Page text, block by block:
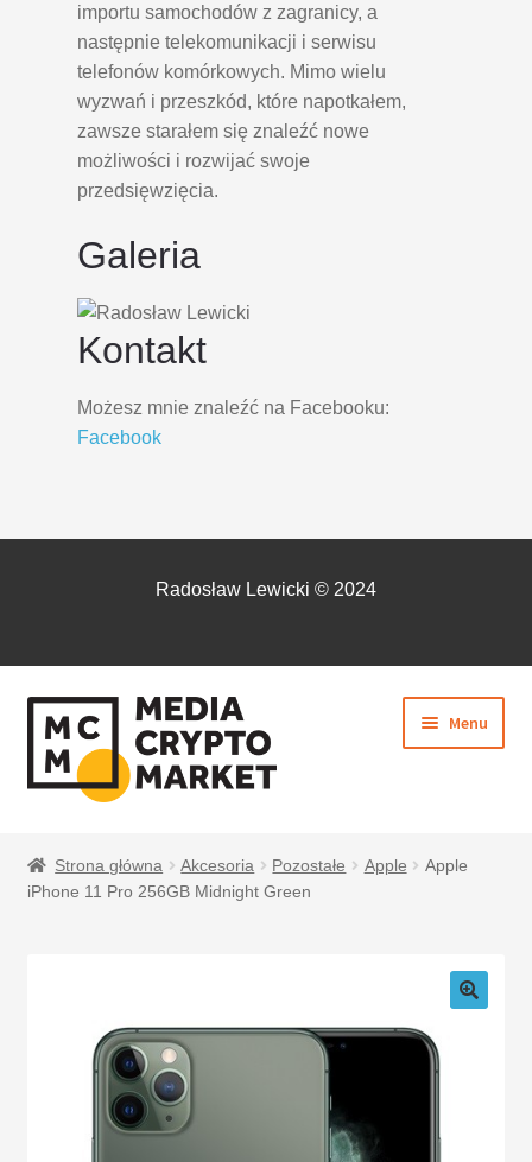
importu samochodów z zagranicy, a
następnie telekomunikacji i serwisu
telefonów komórkowych. Mimo wielu
wyzwań i przeszkód, które napotkałem,
zawsze starałem się znaleźć nowe
możliwości i rozwijać swoje
przedsięwzięcia.
Galeria
Kontakt
Możesz mnie znaleźć na Facebooku:
Facebook
Radosław Lewicki © 2024
PRZEJDŹ
DO
NAWIGACJI
PRZEJDŹ
DO
TREŚCI
Menu
BEZPIECZNE PŁATNOŚCI
Strona główna Akcesoria Pozostałe Apple
Apple
iPhone 11 Pro 256GB Midnight Green